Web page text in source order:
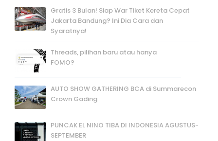
Gratis 3 Bulan! Siap War Tiket Kereta Cepat
Jakarta Bandung? Ini Dia Cara dan
Syaratnya!
Threads, pilihan baru atau hanya
FOMO?
AUTO SHOW GATHERING BCA di Summarecon
Crown Gading
PUNCAK EL NINO TIBA DI INDONESIA AGUSTUS-
SEPTEMBER